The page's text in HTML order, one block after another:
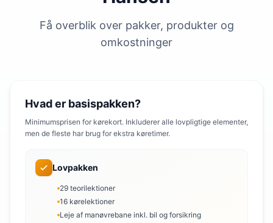
Få overblik over pakker, produkter og
omkostninger
Hvad er basispakken?
Minimumsprisen for kørekort. Inkluderer alle lovpligtige elementer,
men de fleste har brug for ekstra køretimer.
Lovpakken
29 teorilektioner
16 kørelektioner
Leje af manøvrebane inkl. bil og forsikring